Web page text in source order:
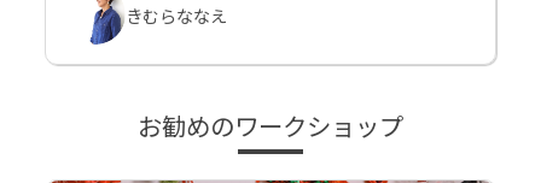
きむらななえ
お勧めのワークショップ